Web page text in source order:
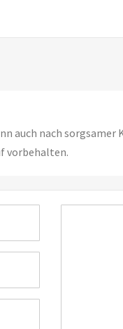
auch nach sorgsamer
vorbehalten.